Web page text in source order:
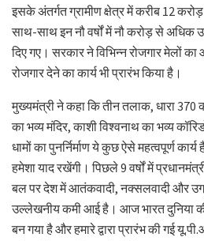
इसके अंतर्गत ग्रामीण क्षेत्र में करीब 12
साथ-साथ इन नौ वर्षों में नौ करोड़ से अधिक
दिए गए। सरकार ने विभिन्न रोजगार मेलों
रोजगार देने का कार्य भी प्रारंभ किया है।
मुख्यमंत्री ने कहा कि तीन तलाक, धारा 370
का भव्य मंदिर, काशी विश्वनाथ का भव्य
धामों का पुनर्निर्माण ये कुछ ऐसे महत्वपूर्ण
हमेशा याद रखेंगी। पिछले 9 वर्षों में
बल पर देश में आतंकवादी, नक्सलवादी और
उल्लेखनीय कमी आई है। आज भारत दुनिया
बन गया है और हमारे द्वारा प्रारंभ की गई